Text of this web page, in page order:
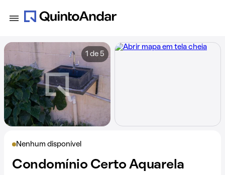
Nenhum disponível
Condomínio Certo Aquarela
1 de 5